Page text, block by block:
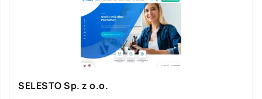
SELESTO Sp. z o.o.